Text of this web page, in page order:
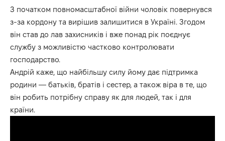
З початком повномасштабної війни чоловік повернувся
з-за кордону та вирішив залишитися в Україні. Згодом
він став до лав захисників і вже понад рік поєднує
службу з можливістю частково контролювати
господарство.
Андрій каже, що найбільшу силу йому дає підтримка
родини — батьків, братів і сестер, а також віра в те, що
він робить потрібну справу як для людей, так і для
країни.